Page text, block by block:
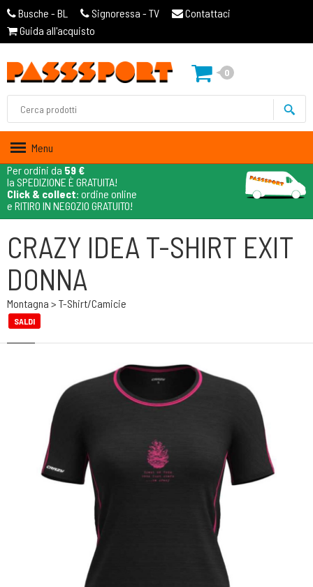
Busche - BL Signoressa - TV
Contattaci
Guida all'acquisto
0
Menu
Per ordini da 59 €
la SPEDIZIONE È GRATUITA!
Click & collect: ordine online
e RITIRO IN NEGOZIO GRATUITO!
CRAZY IDEA T-SHIRT EXIT
DONNA
Montagna > T-Shirt/camicie
SALDI